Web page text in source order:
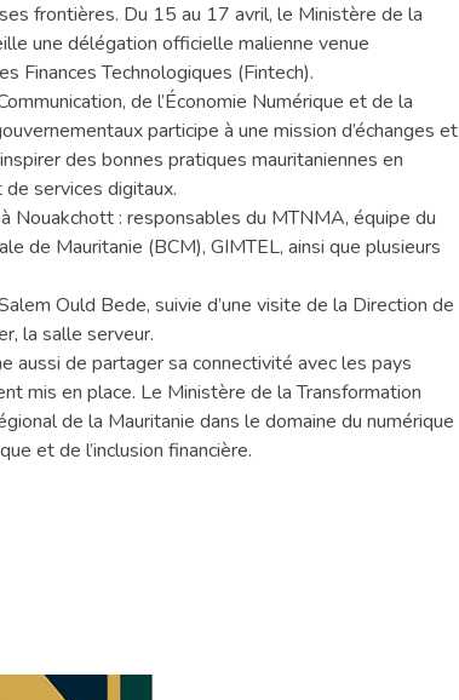
frontières. Du 15 au 17 avril, le Ministère de la
une délégation officielle malienne venue
Finances Technologiques (Fintech).
de l’Économie Numérique et de la
participe à une mission d’échanges et
des bonnes pratiques mauritaniennes en
services digitaux.
Nouakchott : responsables du MTNMA, équipe du
de Mauritanie (BCM), GIMTEL, ainsi que plusieurs
Ould Bede, suivie d’une visite de la Direction de
la salle serveur.
aussi de partager sa connectivité avec les pays
mis en place. Le Ministère de la Transformation
de la Mauritanie dans le domaine du numérique
et de l’inclusion financière.